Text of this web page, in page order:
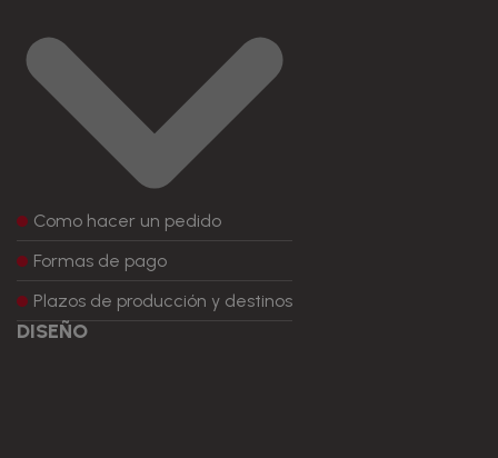
Como hacer un pedido
Formas de pago
Plazos de producción y destinos
DISEÑO